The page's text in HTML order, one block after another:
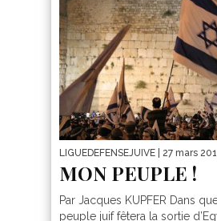
LIGUEDEFENSEJUIVE | 27 mars
MON PEUPLE !
Par Jacques KUPFER Dans
peuple juif fêtera la sortie